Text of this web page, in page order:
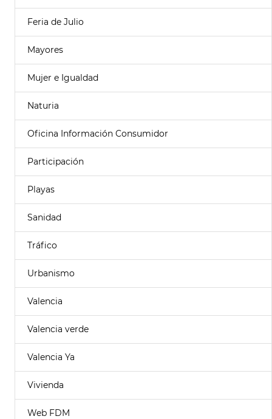
Feria de Julio
Mayores
Mujer e Igualdad
Naturia
Oficina Información Consumidor
Participación
Playas
Sanidad
Tráfico
Urbanismo
Valencia
Valencia verde
Valencia Ya
Vivienda
Web FDM